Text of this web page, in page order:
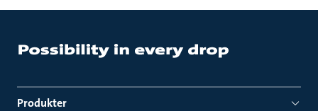
Produkter